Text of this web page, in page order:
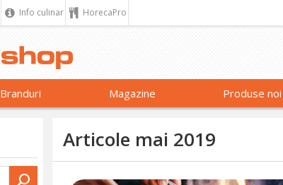
Info culinar HorecaPro
Branduri Magazine Produse noi
Articole mai 2019